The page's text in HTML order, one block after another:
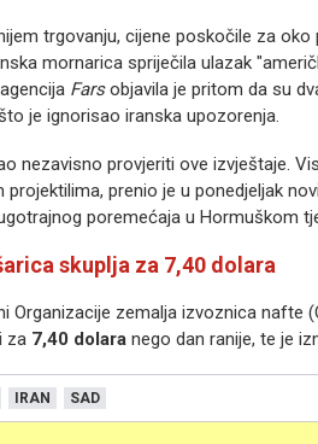
trgovanju, cijene poskočile za
mornarica spriječila ulazak
Farsobjavila je pritom da su
je ignorisao iranska upozorenja.
nezavisno provjeriti ove izvještaje.
prenio je u ponedjeljak
poremećaja u Hormuškom
skuplja za 7,40 dolara
Organizacije zemalja izvoznica nafte
za 7,40 dolara nego dan ranije, te je
IRAN SAD